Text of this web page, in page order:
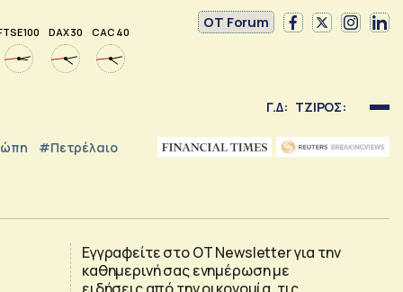
100 DAX 30 CAC 40
OT Forum
Γ.Δ: ΤΖΙΡΟΣ:
#Πετρέλαιο
Εγγραφείτε στο OT Newsletter για την
καθημερινή σας ενημέρωση με